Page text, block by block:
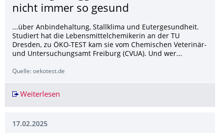
nicht immer so gesund
...über Anbindehaltung, Stallklima und Eutergesundheit.
Studiert hat die Lebensmittelchemikerin an der TU
Dresden, zu ÖKO-TEST kam sie vom Chemischen Veterinär-
und Untersuchungsamt Freiburg (CVUA). Und wer...
Quelle: oekotest.de
Weiterlesen
17.02.2025